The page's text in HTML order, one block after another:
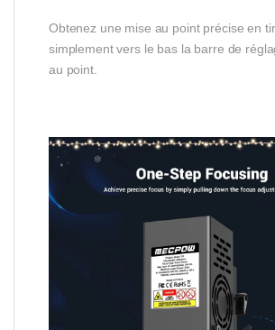
Obtenez une mise au point précise en
simplement vers le bas la barre de
au point.